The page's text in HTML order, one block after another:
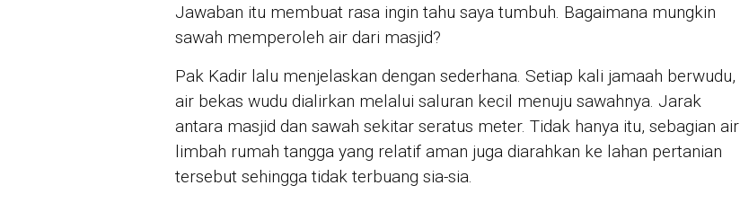
Jawaban itu membuat rasa ingin tahu saya tumbuh. Bagaimana mungkin
sawah memperoleh air dari masjid?
Pak Kadir lalu menjelaskan dengan sederhana. Setiap kali jamaah berwudu,
air bekas wudu dialirkan melalui saluran kecil menuju sawahnya. Jarak
antara masjid dan sawah sekitar seratus meter. Tidak hanya itu, sebagian air
limbah rumah tangga yang relatif aman juga diarahkan ke lahan pertanian
tersebut sehingga tidak terbuang sia-sia.